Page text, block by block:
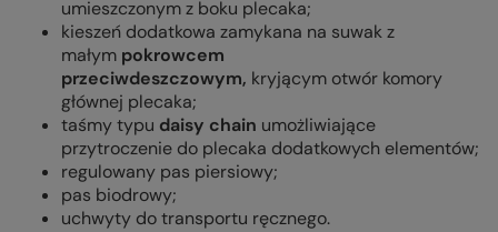
umieszczonym z boku plecaka;
kieszeń dodatkowa zamykana na suwak z
małym pokrowcem
przeciwdeszczowym, kryjącym otwór komory
głównej plecaka;
taśmy typu daisy chain umożliwiające
przytroczenie do plecaka dodatkowych elementów;
regulowany pas piersiowy;
pas biodrowy;
uchwyty do transportu ręcznego.